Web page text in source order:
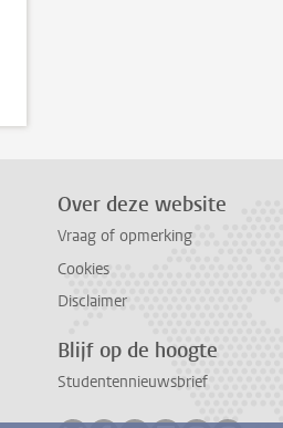
Over deze website
Vraag of opmerking
Cookies
Disclaimer
Blijf op de hoogte
Studentennieuwsbrief